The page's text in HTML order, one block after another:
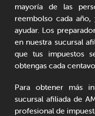
mayoría de las
reembolso cada año,
ayudar. Los
en nuestra sucursal
que tus impuestos
obtengas cada
Para obtener más
sucursal afiliada de
profesional de